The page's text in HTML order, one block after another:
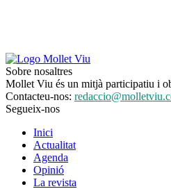
Sobre nosaltres
Mollet Viu és un mitjà participatiu i
Contacteu-nos:
Segueix-nos
Inici
Actualitat
Agenda
Opinió
La revista